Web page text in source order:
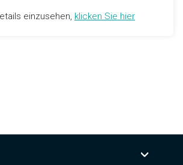
einzusehen, klicken Sie hier